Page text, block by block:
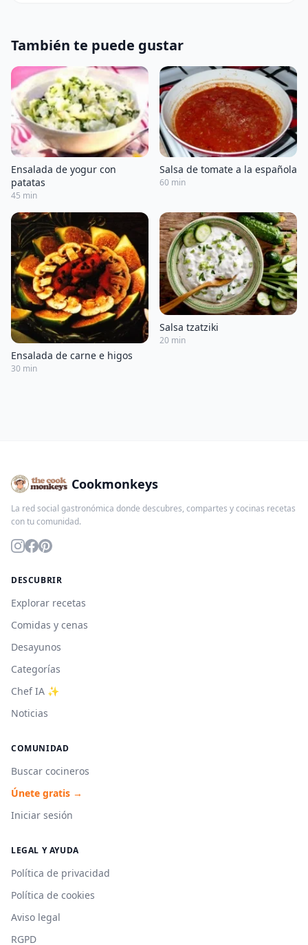
También te puede gustar
Ensalada de yogur con
patatas
45 min
Salsa de tomate a la española
60 min
Ensalada de carne e higos
30 min
Salsa tzatziki
20 min
Cookmonkeys
La red social gastronómica donde descubres, compartes y cocinas recetas
con tu comunidad.
DESCUBRIR
Explorar recetas
Comidas y cenas
Desayunos
Categorías
Chef IA ✨
Noticias
COMUNIDAD
Buscar cocineros
Únete gratis →
Iniciar sesión
LEGAL Y AYUDA
Política de privacidad
Política de cookies
Aviso legal
RGPD